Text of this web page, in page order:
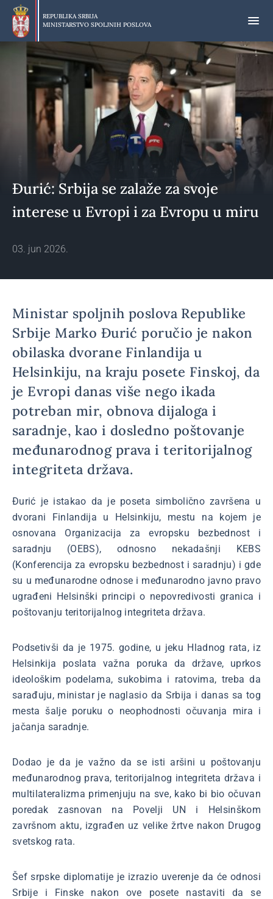
Preskoči
glavni
deo
sadržaja
REPUBLIKA SRBIJA
MINISTARSTVO SPOLJNIH POSLOVA
Đurić: Srbija se zalaže za svoje
interese u Evropi i za Evropu u miru
03. jun 2026.
Ministar spoljnih poslova Republike
Srbije Marko Đurić poručio je nakon
obilaska dvorane Finlandija u
Helsinkiju, na kraju posete Finskoj, da
je Evropi danas više nego ikada
potreban mir, obnova dijaloga i
saradnje, kao i dosledno poštovanje
međunarodnog prava i teritorijalnog
integriteta država.
Đurić je istakao da je poseta simbolično završena u
dvorani Finlandija u Helsinkiju, mestu na kojem je
osnovana Organizacija za evropsku bezbednost i
saradnju (OEBS), odnosno nekadašnji KEBS
(Konferencija za evropsku bezbednost i saradnju) i gde
su u međunarodne odnose i međunarodno javno pravo
ugrađeni Helsinški principi o nepovredivosti granica i
poštovanju teritorijalnog integriteta država.
Podsetivši da je 1975. godine, u jeku Hladnog rata, iz
Helsinkija poslata važna poruka da države, uprkos
ideološkim podelama, sukobima i ratovima, treba da
sarađuju, ministar je naglasio da Srbija i danas sa tog
mesta šalje poruku o neophodnosti očuvanja mira i
jačanja saradnje.
Dodao je da je važno da se isti aršini u poštovanju
međunarodnog prava, teritorijalnog integriteta država i
multilateralizma primenjuju na sve, kako bi bio očuvan
poredak zasnovan na Povelji UN i Helsinškom
završnom aktu, izgrađen uz velike žrtve nakon Drugog
svetskog rata.
Šef srpske diplomatije je izrazio uverenje da će odnosi
Srbije i Finske nakon ove posete nastaviti da se